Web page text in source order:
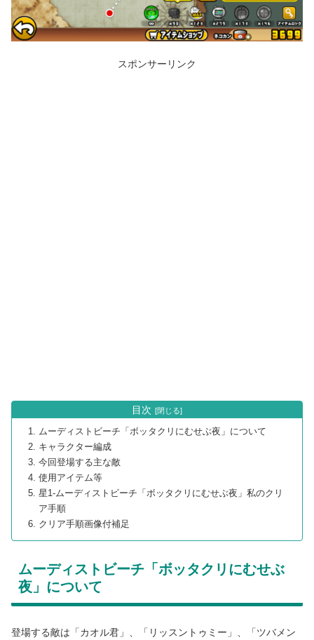
スポンサーリンク
目次
ムーディストビーチ「ボッタクリにむせぶ夜」について
キャラクター編成
今回登場する主な敵
使用アイテム等
星1-ムーディストビーチ「ボッタクリにむせぶ夜」私のクリ
ア手順
クリア手順画像付補足
ムーディストビーチ「ボッタクリにむせぶ
夜」について
登場する敵は「カオル君」、「リッスントゥミー」、「ツバメン